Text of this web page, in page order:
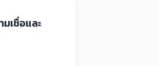
เชื่อและ